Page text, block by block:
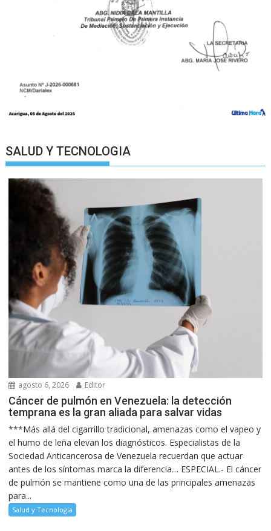
SALUD Y TECNOLOGIA
agosto 6, 2026 Editor
Cáncer de pulmón en Venezuela: la detección
temprana es la gran aliada para salvar vidas
***Más allá del cigarrillo tradicional, amenazas como el vapeo y
el humo de leña elevan los diagnósticos. Especialistas de la
Sociedad Anticancerosa de Venezuela recuerdan que actuar
antes de los síntomas marca la diferencia… ESPECIAL.- El cáncer
de pulmón se mantiene como una de las principales amenazas
para...
Salud y Tecnología